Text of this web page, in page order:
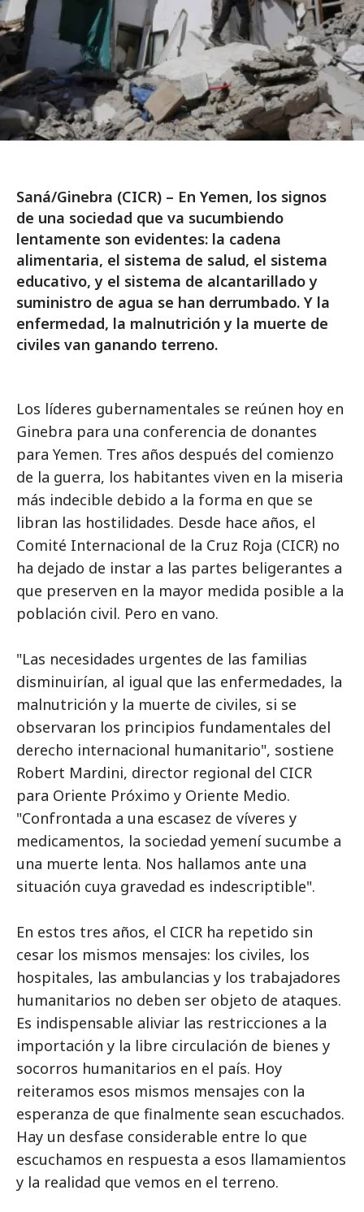
Saná/Ginebra (CICR) – En Yemen, los signos
de una sociedad que va sucumbiendo
lentamente son evidentes: la cadena
alimentaria, el sistema de salud, el sistema
educativo, y el sistema de alcantarillado y
suministro de agua se han derrumbado. Y la
enfermedad, la malnutrición y la muerte de
civiles van ganando terreno.
Los líderes gubernamentales se reúnen hoy en
Ginebra para una conferencia de donantes
para Yemen. Tres años después del comienzo
de la guerra, los habitantes viven en la miseria
más indecible debido a la forma en que se
libran las hostilidades. Desde hace años, el
Comité Internacional de la Cruz Roja (CICR) no
ha dejado de instar a las partes beligerantes a
que preserven en la mayor medida posible a la
población civil. Pero en vano.
"Las necesidades urgentes de las familias
disminuirían, al igual que las enfermedades, la
malnutrición y la muerte de civiles, si se
observaran los principios fundamentales del
derecho internacional humanitario", sostiene
Robert Mardini, director regional del CICR
para Oriente Próximo y Oriente Medio.
"Confrontada a una escasez de víveres y
medicamentos, la sociedad yemení sucumbe a
una muerte lenta. Nos hallamos ante una
situación cuya gravedad es indescriptible".
En estos tres años, el CICR ha repetido sin
cesar los mismos mensajes: los civiles, los
hospitales, las ambulancias y los trabajadores
humanitarios no deben ser objeto de ataques.
Es indispensable aliviar las restricciones a la
importación y la libre circulación de bienes y
socorros humanitarios en el país. Hoy
reiteramos esos mismos mensajes con la
esperanza de que finalmente sean escuchados.
Hay un desfase considerable entre lo que
escuchamos en respuesta a esos llamamientos
y la realidad que vemos en el terreno.